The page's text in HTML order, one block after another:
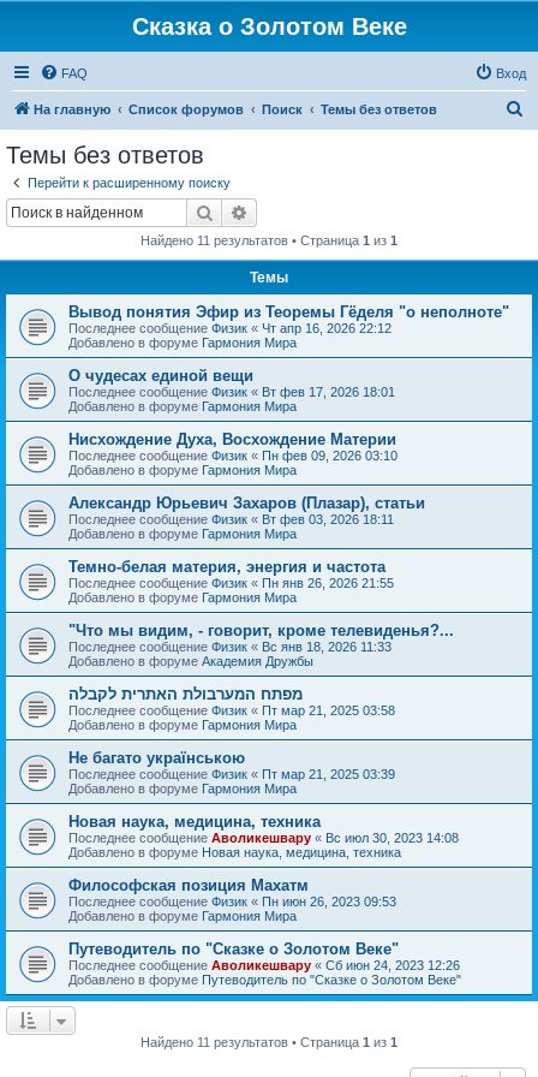
Сказка о Золотом Веке
FAQ Вход
На главную Список форумов Поиск Темы без ответов
Темы без ответов
Перейти к расширенному поиску
Поиск
Найдено 11 результатов • Страница 1 из 1
Темы
Вывод понятия Эфир из Теоремы Гёделя "о неполноте"
Последнее сообщение Физик « Чт апр 16, 2026 22:12
Добавлено в форуме Гармония Мира
О чудесах единой вещи
Последнее сообщение Физик « Вт фев 17, 2026 18:01
Добавлено в форуме Гармония Мира
Нисхождение Духа, Восхождение Материи
Последнее сообщение Физик « Пн фев 09, 2026 03:10
Добавлено в форуме Гармония Мира
Александр Юрьевич Захаров (Плазар), статьи
Последнее сообщение Физик « Вт фев 03, 2026 18:11
Добавлено в форуме Гармония Мира
Темно-белая материя, энергия и частота
Последнее сообщение Физик « Пн янв 26, 2026 21:55
Добавлено в форуме Гармония Мира
"Что мы видим, - говорит, кроме телевиденья?...
Последнее сообщение Физик « Вс янв 18, 2026 11:33
Добавлено в форуме Академия Дружбы
מפתח המערבולת האתרית לקבלה
Последнее сообщение Физик « Пт мар 21, 2025 03:58
Добавлено в форуме Гармония Мира
Не багато українською
Последнее сообщение Физик « Пт мар 21, 2025 03:39
Добавлено в форуме Гармония Мира
Новая наука, медицина, техника
Последнее сообщение Аволикешвару « Вс июл 30, 2023 14:08
Добавлено в форуме Новая наука, медицина, техника
Философская позиция Махатм
Последнее сообщение Физик « Пн июн 26, 2023 09:53
Добавлено в форуме Гармония Мира
Путеводитель по "Сказке о Золотом Веке"
Последнее сообщение Аволикешвару « Сб июн 24, 2023 12:26
Добавлено в форуме Путеводитель по "Сказке о Золотом Веке"
Найдено 11 результатов • Страница 1 из 1